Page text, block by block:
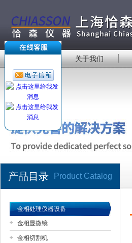
关于我们
产品目录 Product Catalog
金相处理仪器设备
金相显微镜
金相切割机